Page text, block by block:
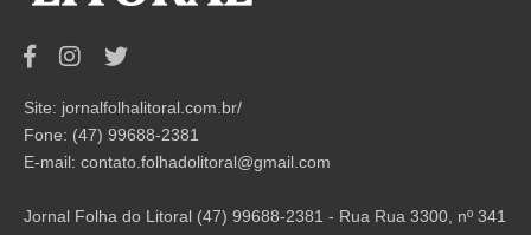
Site: jornalfolhalitoral.com.br/
Fone: (47) 99688-2381
E-mail: contato.folhadolitoral@gmail.com
Jornal Folha do Litoral (47) 99688-2381 - Rua Rua 3300, nº 341